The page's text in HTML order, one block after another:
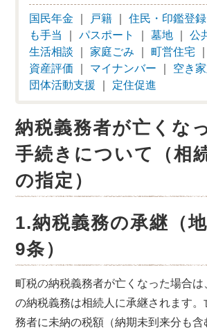
国民年金 戸籍 ｜住民・印鑑登録
も手当
｜パスポート ｜墓地 ｜公
生活相談 ｜家庭ごみ ｜町営住宅
資産評価
マイナンバー 空き
団体活動支援
定住促進
納税義務者が亡くな
手続きについて（相
の指定）
1.納税義務の承継（
9条）
町税の納税義務者が亡くなった場合
の納税義務は相続人に承継されます
務者に未納の税額（納期未到来分も含